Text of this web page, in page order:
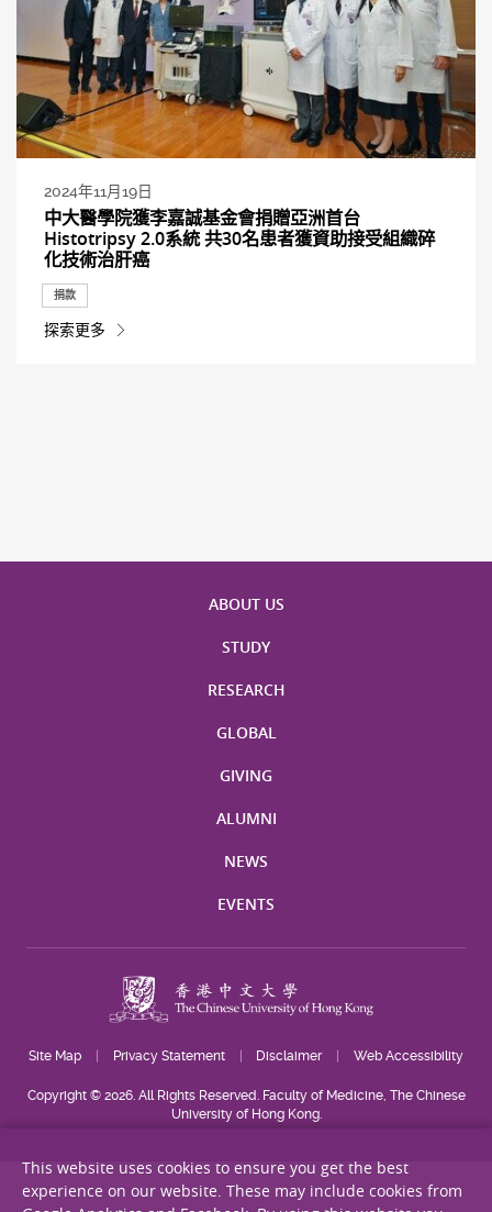
2024年11月19日
中大醫學院獲李嘉誠基金會捐贈亞洲首台
Histotripsy 2.0系統 共30名患者獲資助接受組織碎
化技術治肝癌
捐款
探索更多
ABOUT US
STUDY
RESEARCH
GLOBAL
GIVING
ALUMNI
NEWS
EVENTS
Site Map Privacy Statement Disclaimer Web Accessibility
Copyright © 2026. All Rights Reserved. Faculty of Medicine, The Chinese
University of Hong Kong.
This website uses cookies to ensure you get the best
experience on our website. These may include cookies from